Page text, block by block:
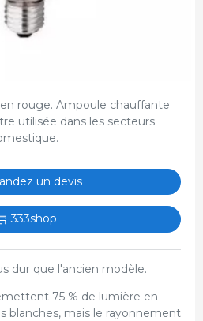
rouge. Ampoule chauffante
utilisée dans les secteurs
un devis
333shop
dur que l'ancien modèle.
75 % de lumière en
blanches, mais le rayonnement